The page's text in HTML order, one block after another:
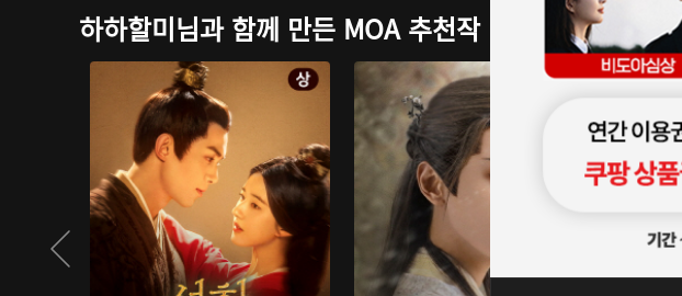
하하할미님과 함께 만든 MOA 추천작